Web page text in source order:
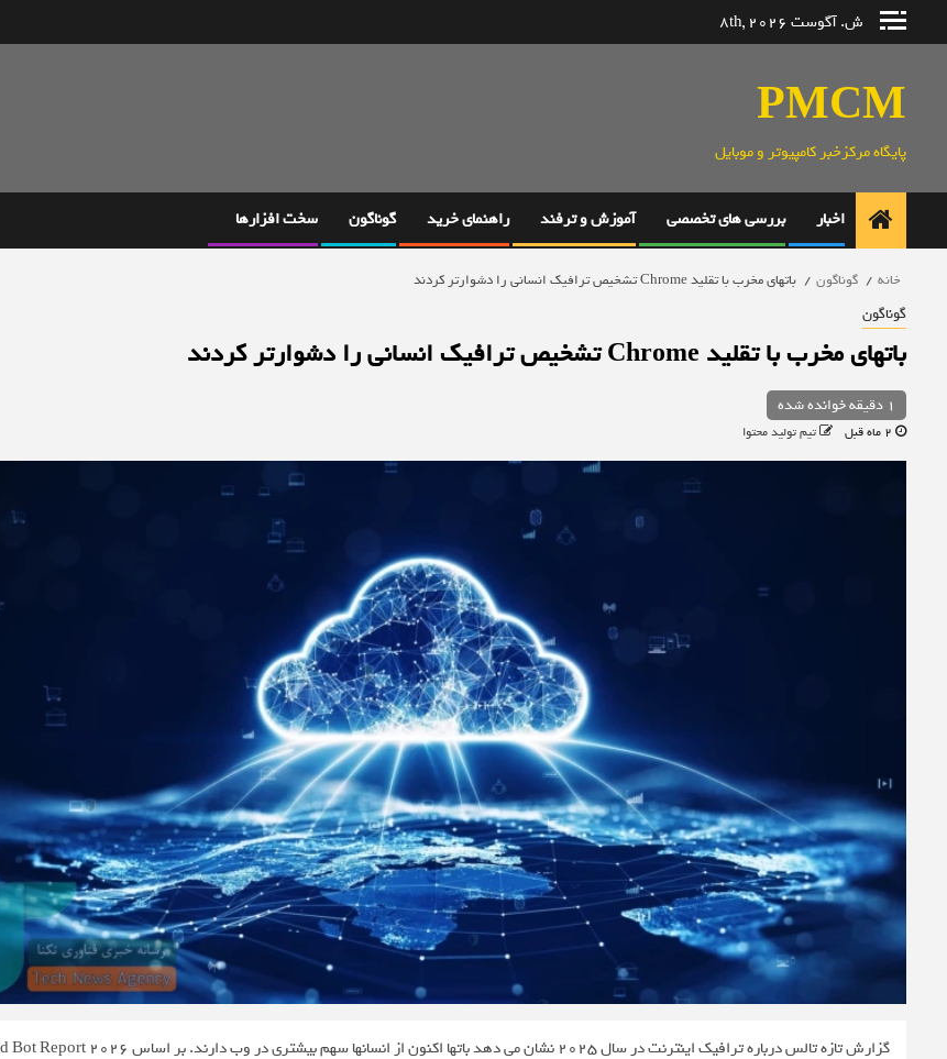
ش. آگوست 8th, 2026
PMCM
پایگاه مرکزخبر کامپیوتر و موبایل
اخبار بررسی های تخصصی آموزش و ترفند راهنمای خرید گوناگون سخت افزارها
خانه گوناگون باتهای مخرب با تقلید Chrome تشخیص ترافیک انسانی را دشوارتر کردند
گوناگون
باتهای مخرب با تقلید Chrome تشخیص ترافیک انسانی را دشوارتر کردند
1 دقیقه خوانده شده
تیم تولید محتوا